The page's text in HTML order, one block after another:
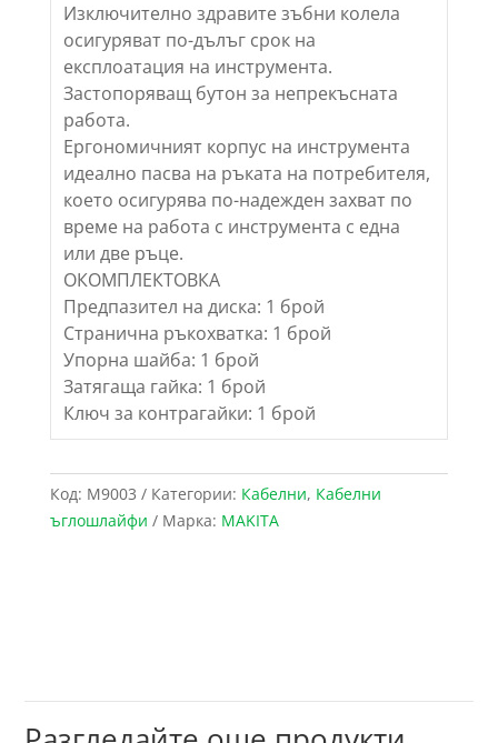
Изключително здравите зъбни колела
осигуряват по-дълъг срок на
експлоатация на инструмента.
Застопоряващ бутон за непрекъсната
работа.
Ергономичният корпус на инструмента
идеално пасва на ръката на потребителя,
което осигурява по-надежден захват по
време на работа с инструмента с една
или две ръце.
ОКОМПЛЕКТОВКА
Предпазител на диска: 1 брой
Странична ръкохватка: 1 брой
Упорна шайба: 1 брой
Затягаща гайка: 1 брой
Ключ за контрагайки: 1 брой
Код: M9003 Категории: Кабелни, Кабелни
ъглошлайфи
Марка: MAKITA